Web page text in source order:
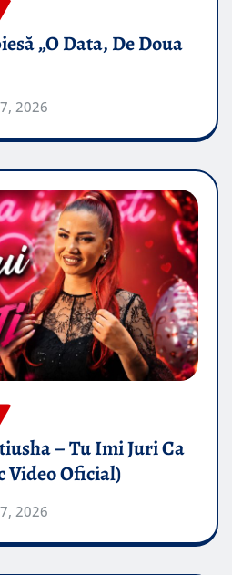
„O Data, De Doua
2026
– Tu Imi Juri Ca
Video Oficial)
2026